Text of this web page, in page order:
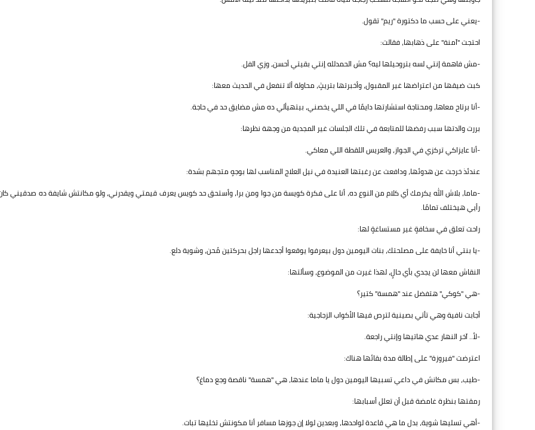
-يعني على حسب ما دكتورة "ريم" تقول.
احتجت "آمنة" على ذهابها، فقالت:
-مش فاهمة إنتي لسه بتروحيلها ليه؟ مش الحمدلله إنتي بقيتي أحسن، وزي الفل.
كبت ضيقها من اعتراضها غير المقبول، وأخبرتها بتريثٍ، محاولة ألا تنفعل في الحديث معها:
-أنا برتاح معاها، ومحتاجة استشارتها دايمًا في اللي يخصني، بيتهيألي ده مش مضايق حد في حاجة.
بررت والدتها سبب رفضها للمتابعة في تلك الجلسات غير المجدية من وجهة نظرها:
-أنا عايزاكي تركزي في الجواز، والعريس اللقطة اللي معاكي.
عندئذ خرجت عن هدوئها، ودافعت عن رغبتها العنيدة في نيل العلاج المناسب لها بوجهٍ متجهم بشدة:
-ماما، بلاش الله يكرمك أي كلام من النوع ده، أنا على فكرة كويسة من جوا ومن برا، وأستحق حد كويس يعرف قيمتي ويقدرني، ولو مكانتش شايفة ده صدقيني
رأيي هيختلف تمامًا.
راحت تعلق في سخافةٍ غير مستساغةٍ لها:
-يا بنتي أنا خايفة على مصلحتك، بنات اليومين دول بيعرفوا يوقعوا أجدعها راجل بحركتين مُحن، وشوية دلع.
النقاش معها لن يجدي بأي حالٍ، لهذا غيرت من الموضوع، وسألتها:
-هي "كوكي" هتفضل عند "همسة" كتير؟
أجابت نافية وهي تأتي بصينية لترص فيها الأكواب الزجاجية:
-لأ.. آخر النهار عدي هاتيها وإنتي راجعة.
اعترضت "فيروزة" على إطالة مدة بقائها هناك:
-طيب، بس مكانش في داعي تسبيها اليومين دول يا ماما عندها، هي "همسة" ناقصة وجع دماغ؟
رمقتها بنظرة غامضة قبل أن تعلل أسبابها:
-أهي تسليها شوية، بدل ما هي قاعدة لواحدها، وبعدين لولا إن جوزها مسافر أنا مكونتش تخليها تبات.